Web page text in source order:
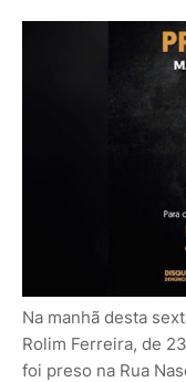
Na manhã desta
Rolim Ferreira, de
foi preso na Rua